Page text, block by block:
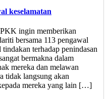
keselamatan
ingin memberikan
bersama 113 pengawal
terhadap penindasan
bermakna dalam
mereka dan melawan
tidak langsung akan
mereka yang lain […]